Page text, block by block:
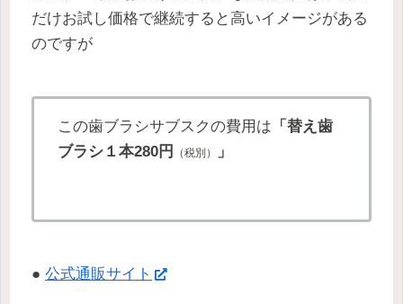
だけお試し価格で継続すると高いイメージがある
のですが
この歯ブラシサブスクの費用は 「替え歯
ブラシ１本280円
（税別） 」
● 公式通販サイト